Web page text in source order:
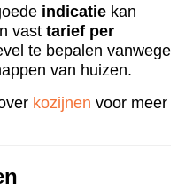
indicatie kan
vast tarief per
te bepalen vanwege
van huizen.
kozijnen voor meer